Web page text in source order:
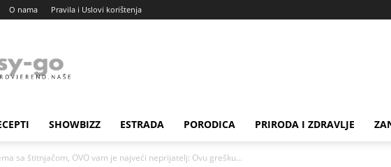
O nama Pravila i Uslovi korištenja
SHOWBIZZ ESTRADA PORODICA PRIRODA I ZDRAVLJE
sa štitnjačom, OVO vam je najveći neprijatelj: Ovu grešku...